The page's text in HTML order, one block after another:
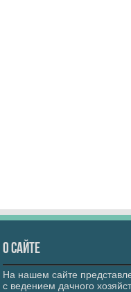
О сайте
На нашем сайте
с ведением дачного